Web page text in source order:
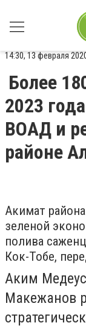
14:30, 13 февраля
Более
2023
ВОАД и
районе
Акимат
зеленой
полива
Кок-Тобе,
Аким
Макежанов